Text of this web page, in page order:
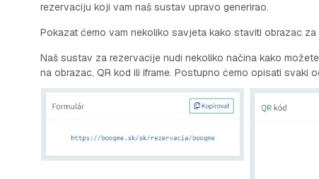
rezervaciju koji vam naš sustav upravo generirao.
Pokazat ćemo vam nekoliko savjeta kako staviti obrazac
Naš sustav za rezervacije nudi nekoliko načina kako
na obrazac, QR kod ili iframe. Postupno ćemo opisati svaki